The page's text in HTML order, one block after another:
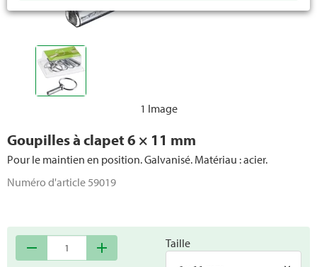
1 Image
Goupilles à clapet 6 × 11 mm
Pour le maintien en position. Galvanisé. Matériau : acier.
Numéro d'article 59019
remove add
Taille